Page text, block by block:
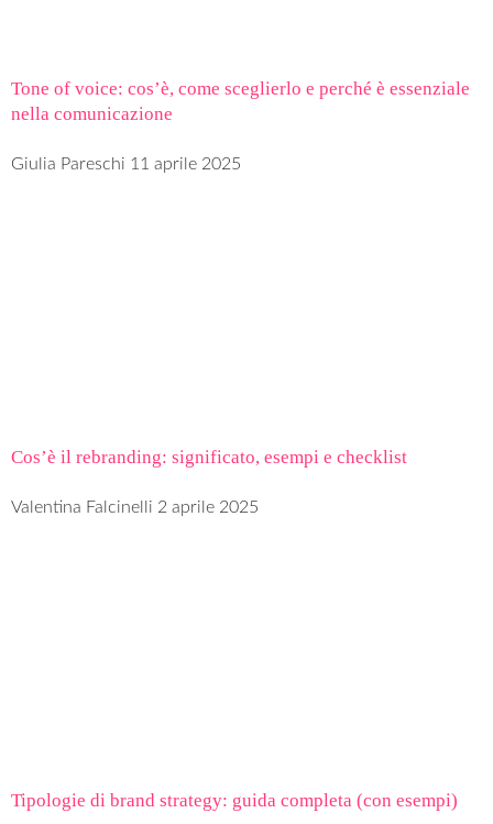
Tone of voice: cos’è, come sceglierlo e perché è essenziale
nella comunicazione
Giulia Pareschi 11 aprile 2025
Cos’è il rebranding: significato, esempi e checklist
Valentina Falcinelli 2 aprile 2025
Tipologie di brand strategy: guida completa (con esempi)